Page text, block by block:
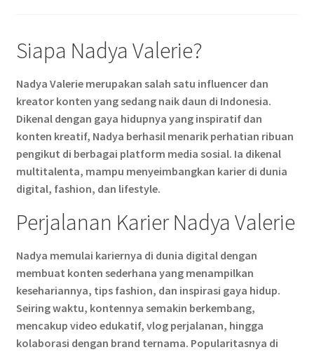
Siapa Nadya Valerie?
Nadya Valerie merupakan salah satu influencer dan
kreator konten yang sedang naik daun di Indonesia.
Dikenal dengan gaya hidupnya yang inspiratif dan
konten kreatif, Nadya berhasil menarik perhatian ribuan
pengikut di berbagai platform media sosial. Ia dikenal
multitalenta, mampu menyeimbangkan karier di dunia
digital, fashion, dan lifestyle.
Perjalanan Karier Nadya Valerie
Nadya memulai kariernya di dunia digital dengan
membuat konten sederhana yang menampilkan
kesehariannya, tips fashion, dan inspirasi gaya hidup.
Seiring waktu, kontennya semakin berkembang,
mencakup video edukatif, vlog perjalanan, hingga
kolaborasi dengan brand ternama. Popularitasnya di